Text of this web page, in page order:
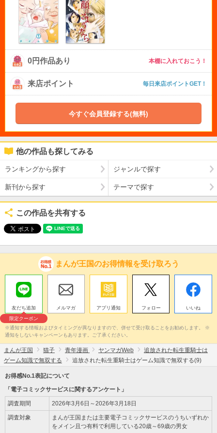
0円作品あり 本棚に入れておこう！
来店ポイント 毎日来店ポイントGET！
今すぐ会員登録する(無料)
他の作品も探してみる
ランキングから探す ジャンルで探す
新刊から探す テーマで探す
この作品を共有する
まんが王国のお得情報を受け取ろう
友だち追加
限定クーポン
メルマガ アプリ通知 フォロー いいね
※通知する情報およびタイミングが異なりますので、併せて受け取ることをお勧めします。 ※
通知をしないキャンペーンもあります。ご了承ください。
まんが王国 猫子 青年漫画 ヤンマガWeb
追放された転生重騎士は
ゲーム知識で無双する
追放された転生重騎士はゲーム知識で無双する(9)
お得感No.1表記について
「電子コミックサービスに関するアンケート」
調査期間 2026年3月6日～2026年3月18日
調査対象
まんが王国または主要電子コミックサービスのうちいずれか
をメイン且つ有料で利用している20歳～69歳の男女